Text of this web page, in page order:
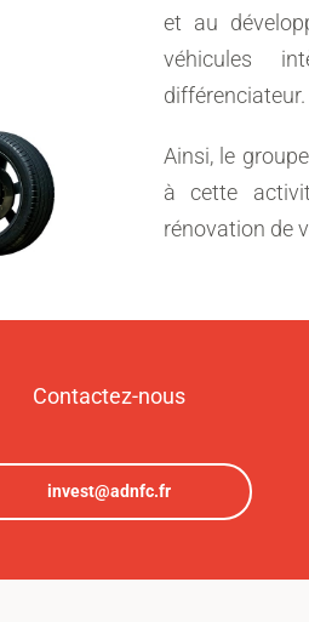
et au
véhicules
différenciateur.
Ainsi, le
à cette
rénovation de
Contactez-nous
invest@adnfc.fr